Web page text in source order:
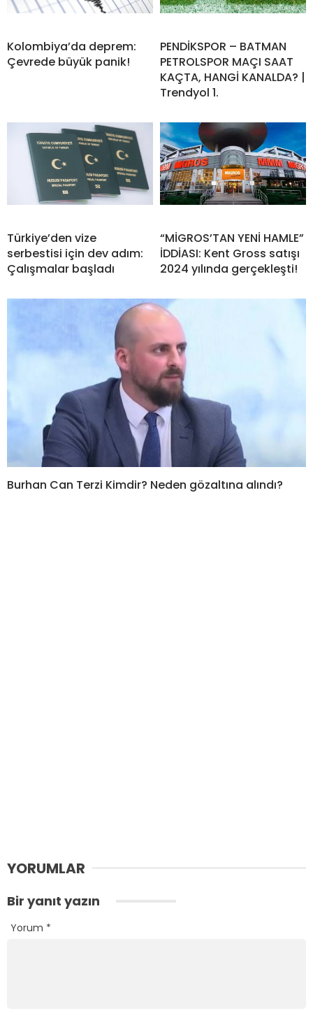
Kolombiya’da deprem:
Çevrede büyük panik!
PENDİKSPOR – BATMAN
PETROLSPOR MAÇI SAAT
KAÇTA, HANGİ KANALDA? |
Trendyol 1.
Türkiye’den vize
serbestisi için dev adım:
Çalışmalar başladı
“MİGROS’TAN YENİ HAMLE”
İDDİASI: Kent Gross satışı
2024 yılında gerçekleşti!
Burhan Can Terzi Kimdir? Neden gözaltına alındı?
YORUMLAR
Bir yanıt yazın
Yorum *